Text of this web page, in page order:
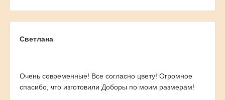
Светлана
Очень современные! Все согласно цвету! Огромное
спасибо, что изготовили Доборы по моим размерам!